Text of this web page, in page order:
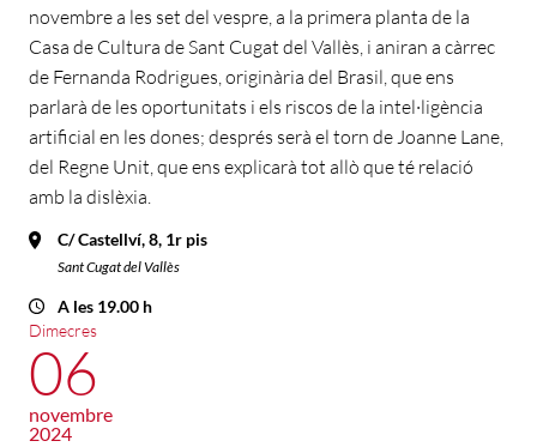
novembre a les set del vespre, a la primera planta de la
Casa de Cultura de Sant Cugat del Vallès, i aniran a càrrec
de Fernanda Rodrigues, originària del Brasil, que ens
parlarà de les oportunitats i els riscos de la intel·ligència
artificial en les dones; després serà el torn de Joanne Lane,
del Regne Unit, que ens explicarà tot allò que té relació
amb la dislèxia.
C/ Castellví, 8, 1r pis
Sant Cugat del Vallès
A les 19.00 h
Dimecres
06
novembre
2024